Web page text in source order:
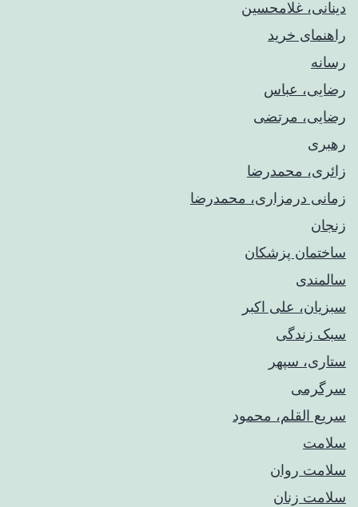
دینانی، غلامحسین
راهنمای خريد
رسانه
رضایی، عباس
رضایی، مرتضی
رهبری
زائری، محمدرضا
زمانی درمزاری، محمدرضا
زنجان
ساختمان پزشکان
سالمندی
سبزیان، علی اکبر
سبک زندگی
ستاری، سپهر
سرگرمی
سریع القلم، محمود
سلامت
سلامت روان
سلامت زنان